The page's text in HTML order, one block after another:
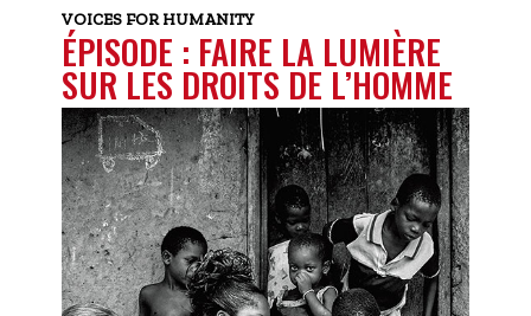
VOICES FOR HUMANITY
ÉPISODE : FAIRE LA LUMIÈRE
SUR LES DROITS DE L’HOMME